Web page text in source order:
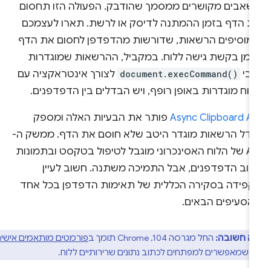
מקושרים ממסמך שהודבק. הפעולה הזו תחסום
הדף בזמן ההמתנה לדיסק או לרשת. תארו לעצמכם
הרשאות, שדורשות מהדפדפן לחסום את הדף
בקשת גישה ללוח. במקביל, ההרשאות שמוגדרות
document.execCommand() לצורך אינטראקציה עם
מוגדרות באופן רופף, ויש הבדלים בין הדפדפנים.
Async Clipboardפותר את הבעיות האלה ומספק
הרשאות מוגדר היטב שלא חוסם את הדף. ממשק ה-
API של הלוח האסינכרוני מוגבל לטיפול בטקסט ובתמונות
הדפדפנים, אבל התמיכה משתנה. חשוב לעיין
בסקירה הכללית של תאימות הדפדפן בכל אחד
הבאים.
חשובה:החל מגרסה 104,‏ Chrome תומך ב
פורמטים מותאמים אישית
שמאפשרים למפתחים לכתוב נתונים שרירותיים ללוח.